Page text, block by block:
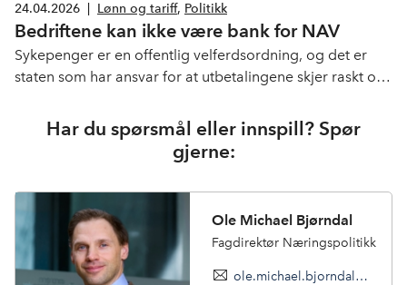
24.04.2026 Lønn og tariff, Politikk
Bedriftene kan ikke være bank for NAV
Sykepenger er en offentlig velferdsordning, og det er
staten som har ansvar for at utbetalingene skjer raskt og
Har du spørsmål eller innspill? Spør
gjerne:
Ole Michael Bjørndal
Fagdirektør Næringspolitikk
ole.michael.bjorndal@nhoreiseliv.no